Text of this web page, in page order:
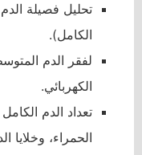
تحليل فصيلة الدم
الكامل).
لفقر الدم
الكهربائي.
تعداد الدم
الحمراء، وخلايا